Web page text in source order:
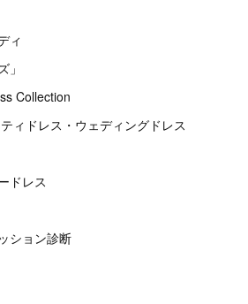
ィ
」
Collection
ィドレス・ウェディングドレス
ドレス
ション診断